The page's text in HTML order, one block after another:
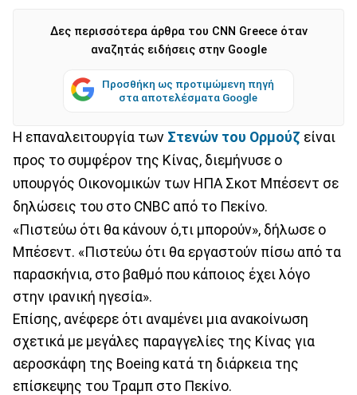
Δες περισσότερα άρθρα του CNN Greece όταν
αναζητάς ειδήσεις στην Google
Προσθήκη ως προτιμώμενη πηγή
στα αποτελέσματα Google
Η επαναλειτουργία των Στενών του Ορμούζ είναι
προς το συμφέρον της Κίνας, διεμήνυσε ο
υπουργός Οικονομικών των ΗΠΑ Σκοτ Μπέσεντ σε
δηλώσεις του στο CNBC από το Πεκίνο.
«Πιστεύω ότι θα κάνουν ό,τι μπορούν», δήλωσε ο
Μπέσεντ. «Πιστεύω ότι θα εργαστούν πίσω από τα
παρασκήνια, στο βαθμό που κάποιος έχει λόγο
στην ιρανική ηγεσία».
Επίσης, ανέφερε ότι αναμένει μια ανακοίνωση
σχετικά με μεγάλες παραγγελίες της Κίνας για
αεροσκάφη της Boeing κατά τη διάρκεια της
επίσκεψης του Τραμπ στο Πεκίνο.